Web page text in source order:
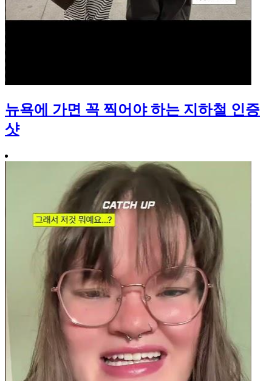
뉴욕에 가면 꼭 찍어야 하는 지하철 인증
샷